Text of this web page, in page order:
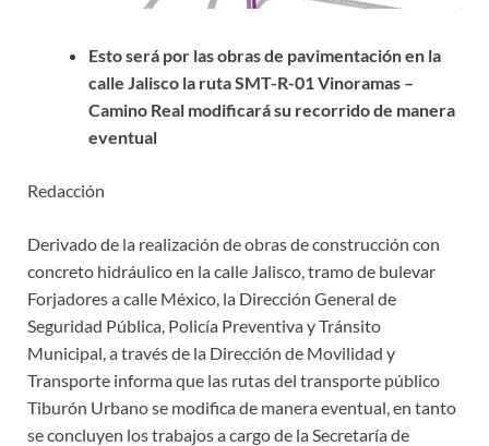
Esto será por las obras de pavimentación en la
calle Jalisco la ruta SMT-R-01 Vinoramas –
Camino Real modificará su recorrido de manera
eventual
Redacción
Derivado de la realización de obras de construcción con
concreto hidráulico en la calle Jalisco, tramo de bulevar
Forjadores a calle México, la Dirección General de
Seguridad Pública, Policía Preventiva y Tránsito
Municipal, a través de la Dirección de Movilidad y
Transporte informa que las rutas del transporte público
Tiburón Urbano se modifica de manera eventual, en tanto
se concluyen los trabajos a cargo de la Secretaría de